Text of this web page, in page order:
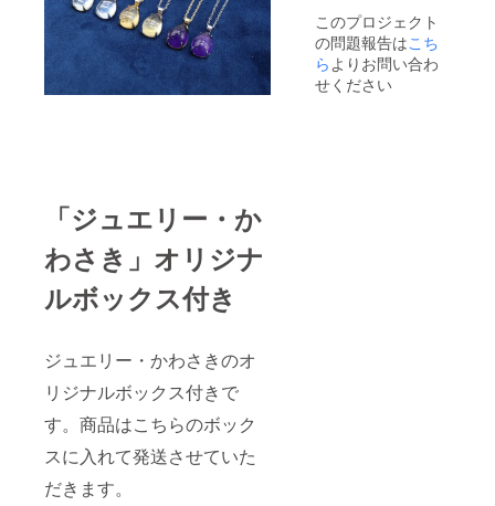
「ジュエリー・か
わさき」オリジナ
ルボックス付き
ジュエリー・かわさきのオ
リジナルボックス付きで
す。商品はこちらのボック
スに入れて発送させていた
だきます。
となり
ますの
で、わ
ずかに
インク
このプロジェクト
の問題報告はこち
ら よりお問い合わ
せください